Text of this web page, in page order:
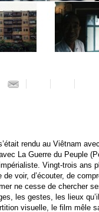
rendu au Viêtnam
La Guerre du Peuple
Vingt-trois ans
voir, d’écouter, de
ne cesse de chercher
les gestes, les lieux
visuelle, le film mêle